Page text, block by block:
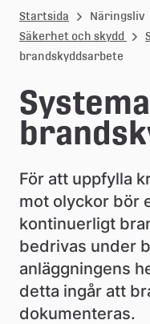
u
l
e
å
k
o
m
m
u
n
Startsida Näringsliv
Säkerhet och skydd
brandskyddsarbete
För att uppfylla
mot olyckor bör
kontinuerligt
bedrivas under
anläggningens
detta ingår att
dokumenteras.